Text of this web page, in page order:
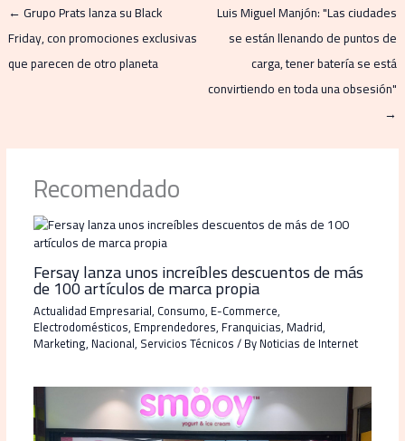
←Grupo Prats lanza su Black
Friday, con promociones exclusivas
que parecen de otro planeta
Luis Miguel Manjón: "Las ciudades
se están llenando de puntos de
carga, tener batería se está
convirtiendo en toda una obsesión"
→
Recomendado
Fersay lanza unos increíbles descuentos de más
de 100 artículos de marca propia
Actualidad Empresarial, Consumo, E-Commerce,
Electrodomésticos, Emprendedores, Franquicias, Madrid,
Marketing, Nacional, Servicios Técnicos/ ByNoticias de Internet